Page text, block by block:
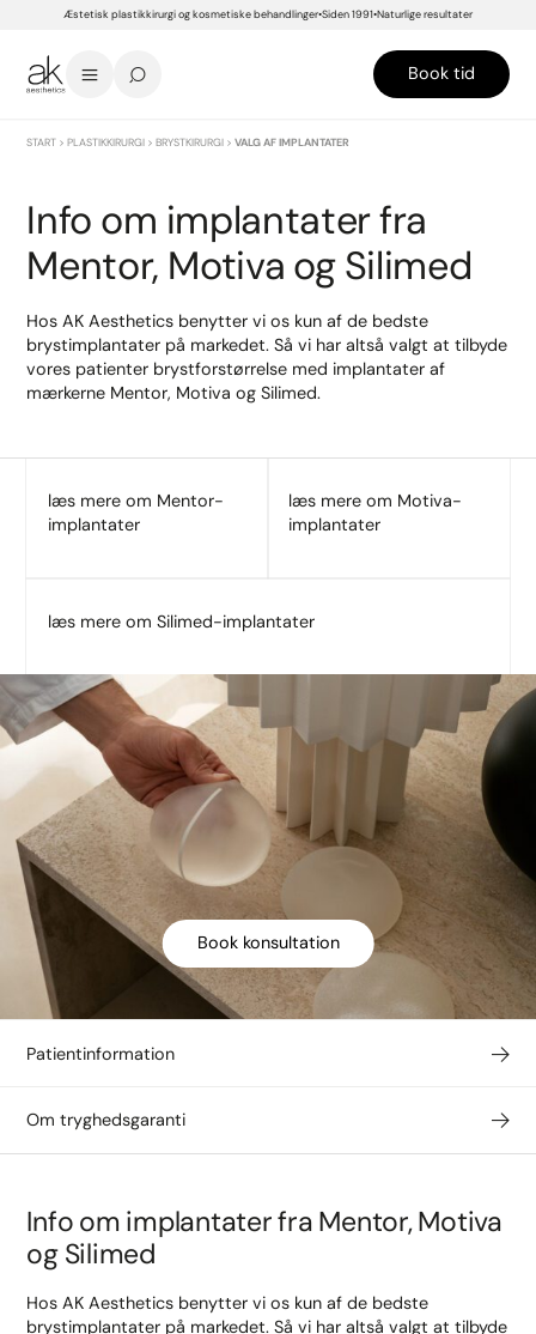
Æstetisk plastikkirurgi og kosmetiske behandlinger Siden 1991 Naturlige resultater
Book tid
START >PLASTIKKIRURGI >BRYSTKIRURGI >VALG AF IMPLANTATER
Info om implantater fra
Mentor, Motiva og Silimed
Hos AK Aesthetics benytter vi os kun af de bedste
brystimplantater på markedet. Så vi har altså valgt at tilbyde
vores patienter brystforstørrelse med implantater af
mærkerne Mentor, Motiva og Silimed.
læs mere om Mentor-
implantater
læs mere om Motiva-
implantater
læs mere om Silimed-implantater
Book konsultation
Patientinformation
Om tryghedsgaranti
Info om implantater fra Mentor, Motiva
og Silimed
Hos AK Aesthetics benytter vi os kun af de bedste
brystimplantater på markedet. Så vi har altså valgt at tilbyde